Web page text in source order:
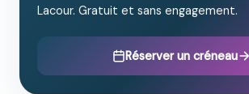
Lacour. Gratuit et sans engagement.
Réserver un créneau